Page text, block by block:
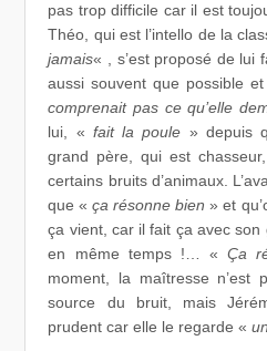
pas trop difficile car il est
Théo, qui est l’intello de la
jamais« , s’est proposé de lui
aussi souvent que possible
comprenait pas ce qu’elle
lui, « fait la poule » depuis
grand père, qui est
certains bruits d’animaux.
que «ça résonne bien » et
ça vient, car il fait ça avec son
en même temps !… « Ça
moment, la maîtresse n’est
source du bruit, mais
prudent car elle le regarde «